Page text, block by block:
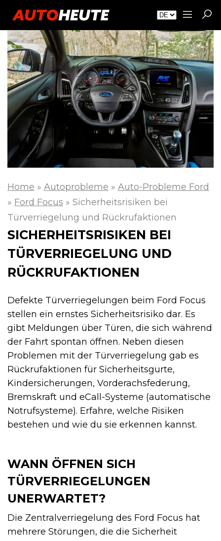
Home » Autoprobleme » Auto-Probleme Ford
» Ford Focus » Sicherheitsrisiken bei
Türverriegelung und Rückrufaktionen
SICHERHEITSRISIKEN BEI
TÜRVERRIEGELUNG UND
RÜCKRUFAKTIONEN
Defekte Türverriegelungen beim Ford Focus
stellen ein ernstes Sicherheitsrisiko dar. Es
gibt Meldungen über Türen, die sich während
der Fahrt spontan öffnen. Neben diesen
Problemen mit der Türverriegelung gab es
Rückrufaktionen für Sicherheitsgurte,
Kindersicherungen, Vorderachsfederung,
Bremskraft und eCall-Systeme (automatische
Notrufsysteme). Erfahre, welche Risiken
bestehen und wie du sie erkennen kannst.
WANN ÖFFNEN SICH
TÜRVERRIEGELUNGEN
UNERWARTET?
Die Zentralverriegelung des Ford Focus hat
mehrere Störungen, die die Sicherheit